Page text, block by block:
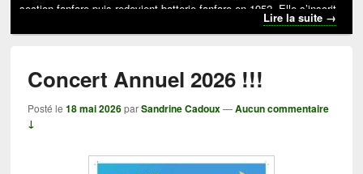
section fanfare puis redevient batterie fanfare en 1952. Elle s’inscrit
Lire la suite →
Concert Annuel 2026 !!!
Posté le18 mai 2026 parSandrine Cadoux —Aucun commentaire
↓